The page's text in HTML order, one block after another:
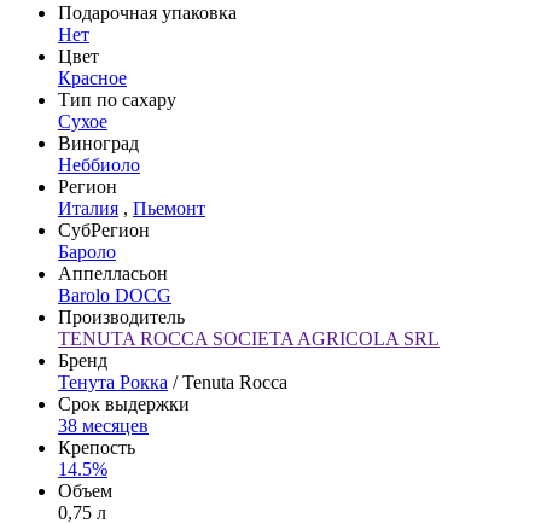
Подарочная упаковка
Нет
Цвет
Красное
Тип по сахару
Сухое
Виноград
Неббиоло
Регион
Италия , Пьемонт
СубРегион
Бароло
Аппелласьон
Barolo DOCG
Производитель
TENUTA ROCCA SOCIETA AGRICOLA SRL
Бренд
Тенута Рокка / Tenuta Rocca
Срок выдержки
38 месяцев
Крепость
14.5%
Объем
0,75 л